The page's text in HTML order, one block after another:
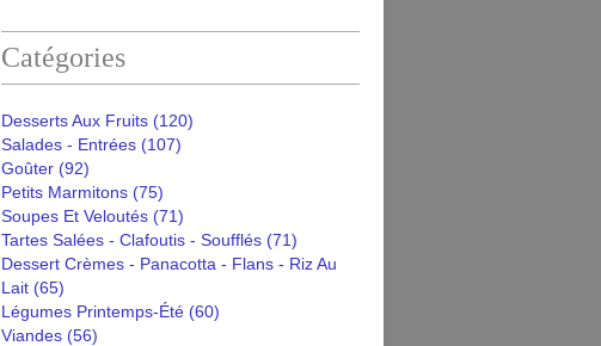
Catégories
Desserts Aux Fruits (120)
Salades - Entrées (107)
Goûter (92)
Petits Marmitons (75)
Soupes Et Veloutés (71)
Tartes Salées - Clafoutis - Soufflés (71)
Dessert Crèmes - Panacotta - Flans - Riz Au
Lait (65)
Légumes Printemps-Été (60)
Viandes (56)